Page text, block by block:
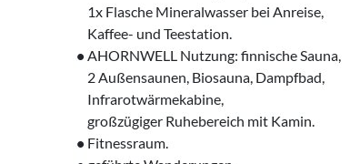
‌ 1x Flasche ‌Mineralwasser bei Anreise,
‌ Kaffee- und Teestation.
• AHORNWELL Nutzung: finnische Sauna,
‌ 2 Außensaunen, Biosauna, Dampfbad,
‌ Infrarotwärmekabine,
‌ großzügiger Ruhebereich mit Kamin.
• Fitnessraum.